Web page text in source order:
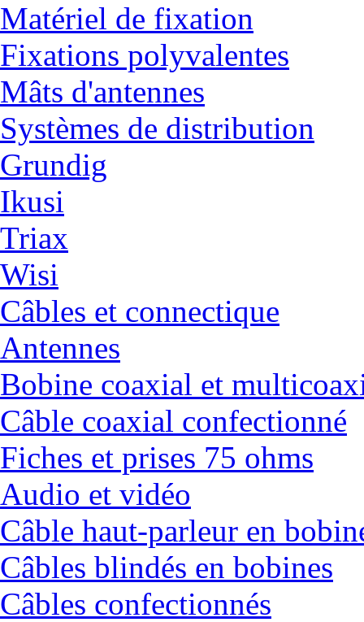
Matériel de fixation
Fixations polyvalentes
Mâts d'antennes
Systèmes de distribution
Grundig
Ikusi
Triax
Wisi
Câbles et connectique
Antennes
Bobine coaxial et
Câble coaxial confectionné
Fiches et prises 75 ohms
Audio et vidéo
Câble haut-parleur en
Câbles blindés en bobines
Câbles confectionnés